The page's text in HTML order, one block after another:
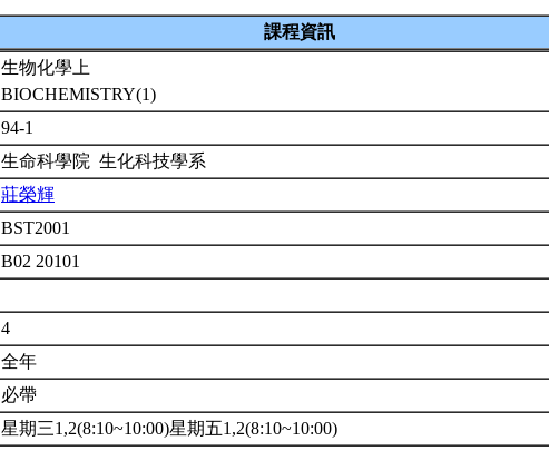
課程資訊
生物化學上
BIOCHEMISTRY(1)
94-1
生命科學院 生化科技學系
莊榮輝
BST2001
B02 20101
4
全年
必帶
星期三1,2(8:10~10:00)星期五1,2(8:10~10:00)